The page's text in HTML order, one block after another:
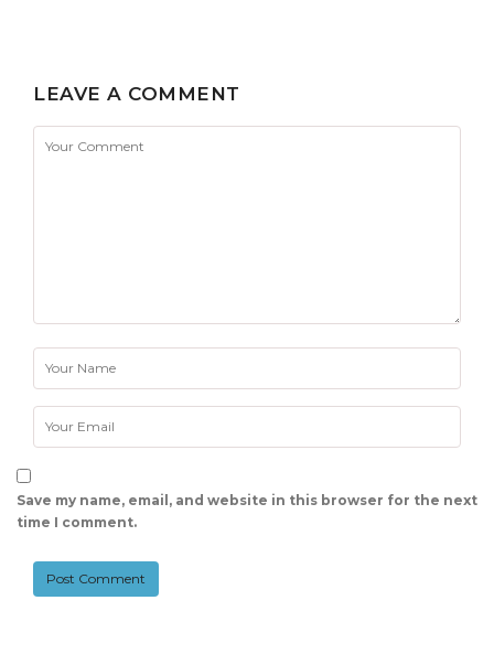
LEAVE A COMMENT
Save my name, email, and website in this browser for the next
time I comment.